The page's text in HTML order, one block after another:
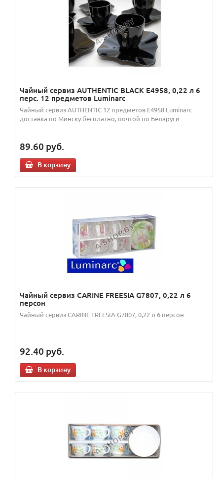
Чайный сервиз AUTHENTIC BLACK E4958, 0,22 л 6
перс. 12 предметов Luminarc
Чайный сервиз AUTHENTIC 12 предметов E4958 Luminarc
доставка по Минску бесплатно, почтой по Беларуси
89.60 руб.
В корзину
Чайный сервиз CARINE FREESIA G7807, 0,22 л 6
персон
Чайный сервиз CARINE FREESIA G7807, 0,22 л 6 персон
92.40 руб.
В корзину